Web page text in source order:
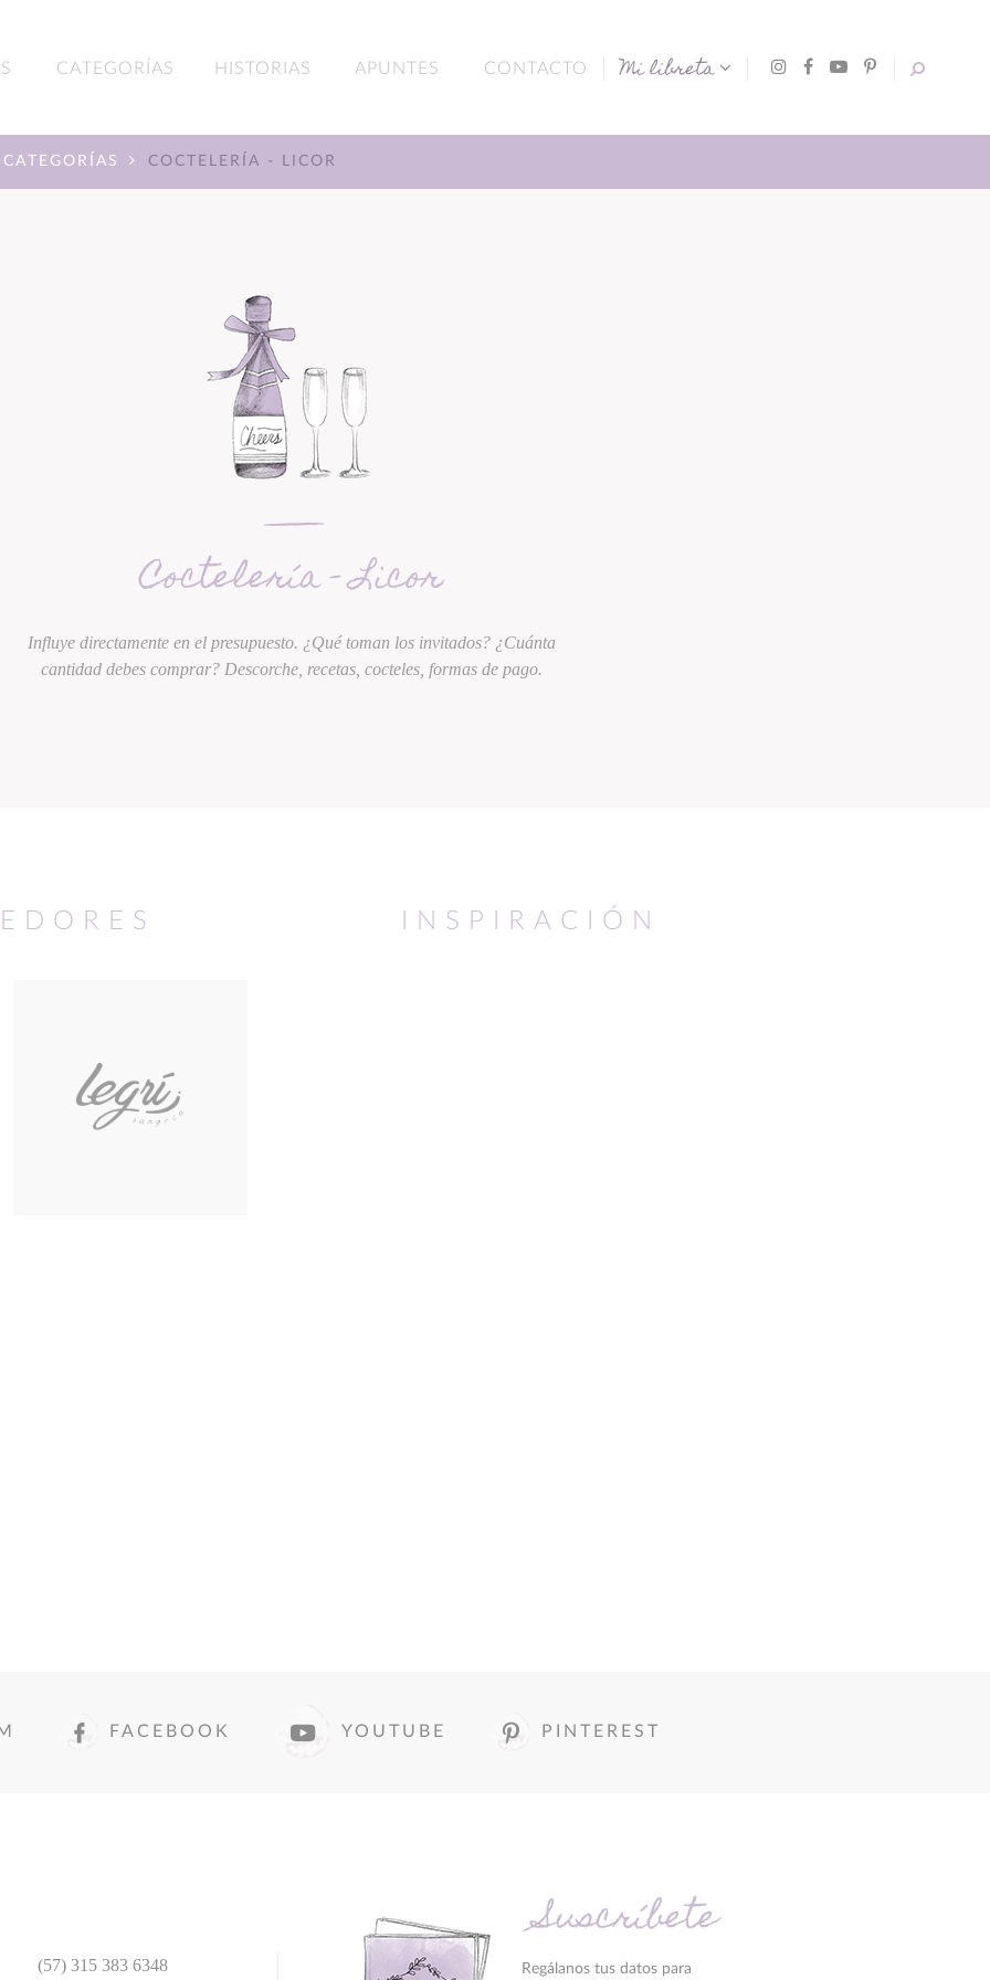
CATEGORÍAS HISTORIAS APUNTES CONTACTO Mi libreta
CATEGORÍAS COCTELERÍA - LICOR
Coctelería - Licor
Influye directamente en el presupuesto. ¿Qué toman los invitados? ¿Cuánta
cantidad debes comprar? Descorche, recetas, cocteles, formas de pago.
INSPIRACIÓN
FACEBOOK YOUTUBE PINTEREST
(57) 315 383 6348
Suscríbete
Regálanos tus datos para